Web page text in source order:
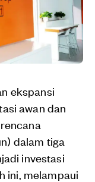
ekspansi
awan dan
dalam tiga
investasi
ini, melampaui